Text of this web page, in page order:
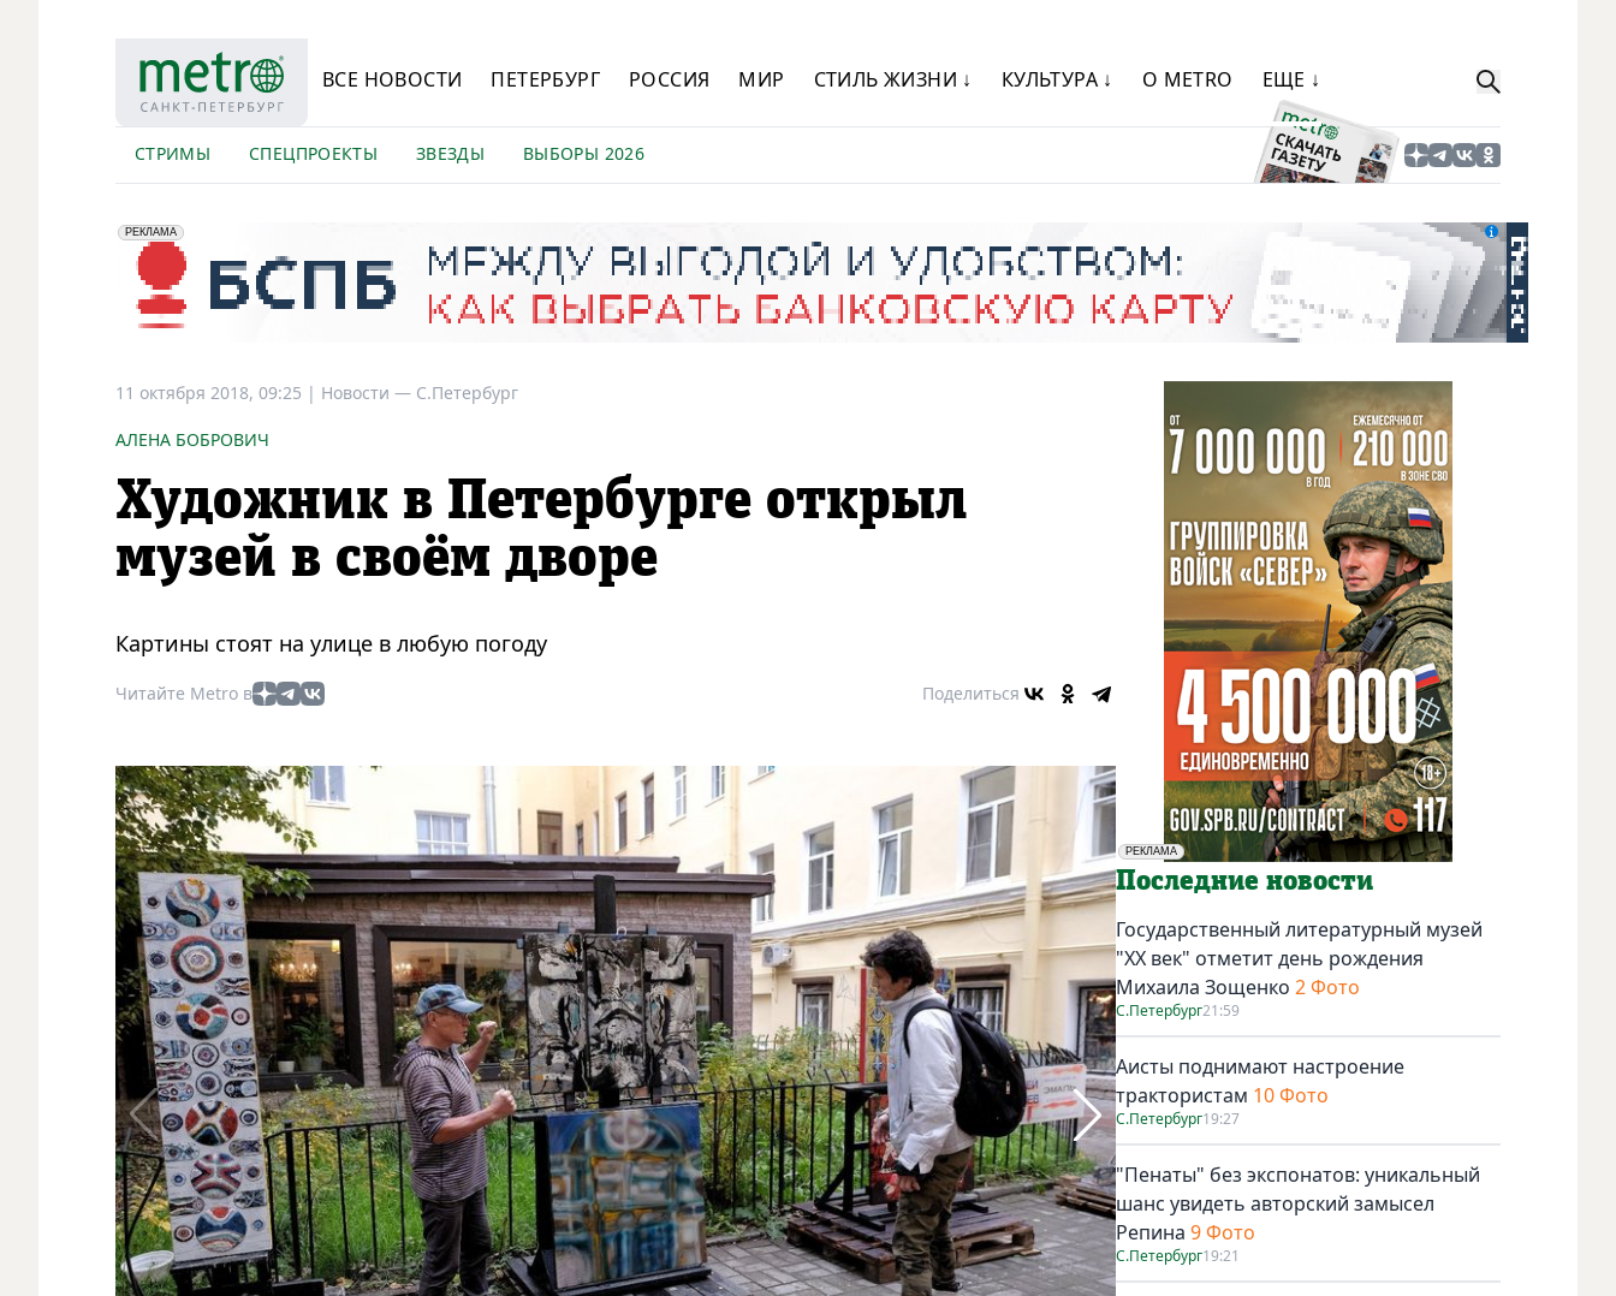
ВСЕ НОВОСТИ ПЕТЕРБУРГ РОССИЯ МИР СТИЛЬ ЖИЗНИ ↓ КУЛЬТУРА ↓ О METRO ЕЩЕ ↓
СТРИМЫ СПЕЦПРОЕКТЫ ЗВЕЗДЫ ВЫБОРЫ 2026
erid: 2VfnxyFybV5
РЕКЛАМА
ПАО "Банк "Санкт-Петербург", ИНН: 7831000027
11 октября 2018, 09:25 | Новости — С.Петербург
АЛЕНА БОБРОВИЧ
Художник в Петербурге открыл
музей в своём дворе
Картины стоят на улице в любую погоду
Читайте Metro в Поделиться
РЕКЛАМА
Социальная реклама
Последние новости
Государственный литературный музей
"ХХ век" отметит день рождения
Михаила Зощенко 2 Фото
С.Петербург21:59
Аисты поднимают настроение
трактористам 10 Фото
С.Петербург19:27
"Пенаты" без экспонатов: уникальный
шанс увидеть авторский замысел
Репина 9 Фото
С.Петербург19:21